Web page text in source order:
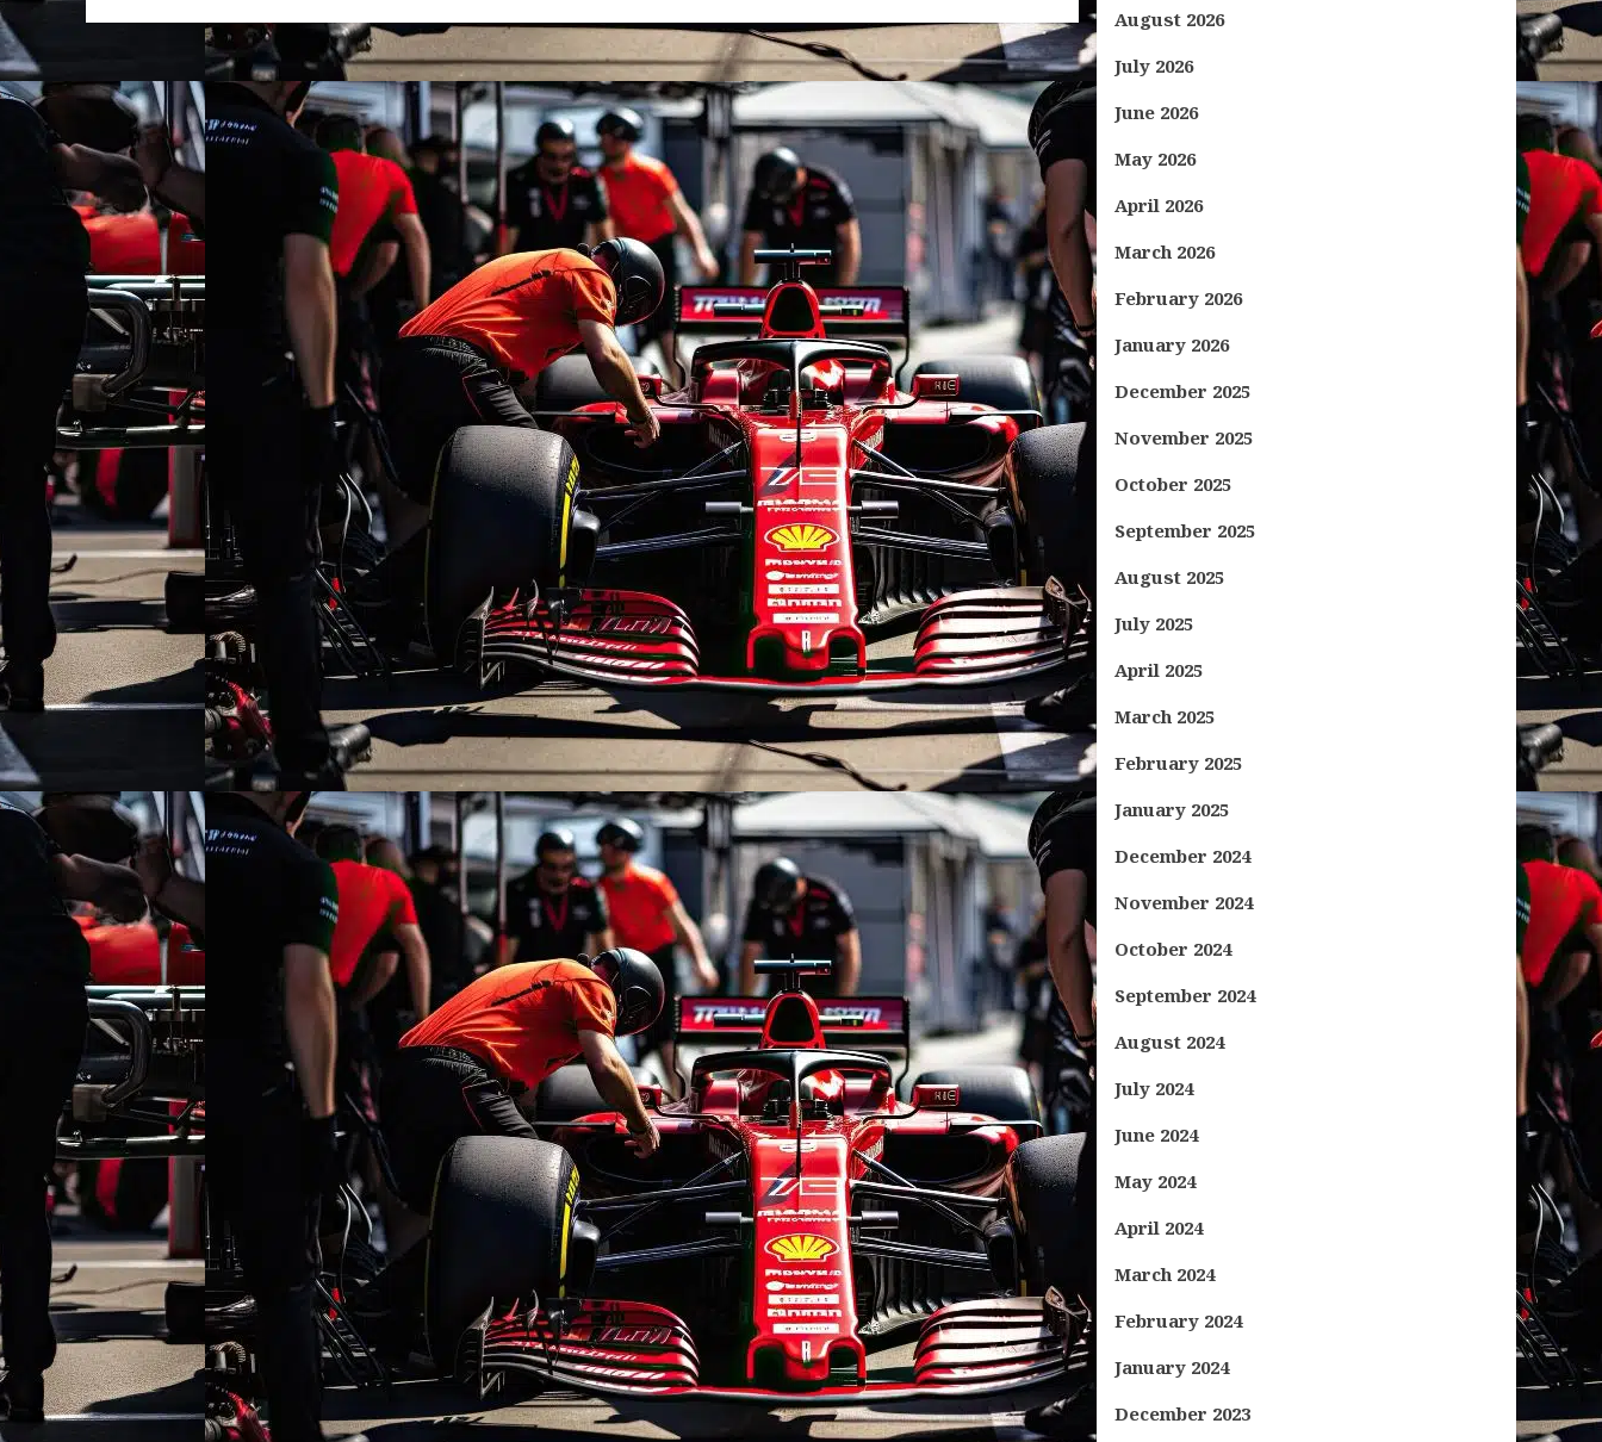
August 2026
July 2026
June 2026
May 2026
April 2026
March 2026
February 2026
January 2026
December 2025
November 2025
October 2025
September 2025
August 2025
July 2025
April 2025
March 2025
February 2025
January 2025
December 2024
November 2024
October 2024
September 2024
August 2024
July 2024
June 2024
May 2024
April 2024
March 2024
February 2024
January 2024
December 2023